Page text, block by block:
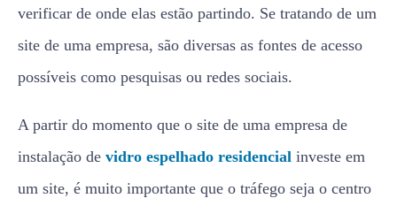
verificar de onde elas estão partindo. Se tratando de um
site de uma empresa, são diversas as fontes de acesso
possíveis como pesquisas ou redes sociais.
A partir do momento que o site de uma empresa de
instalação de vidro espelhado residencial investe em
um site, é muito importante que o tráfego seja o centro